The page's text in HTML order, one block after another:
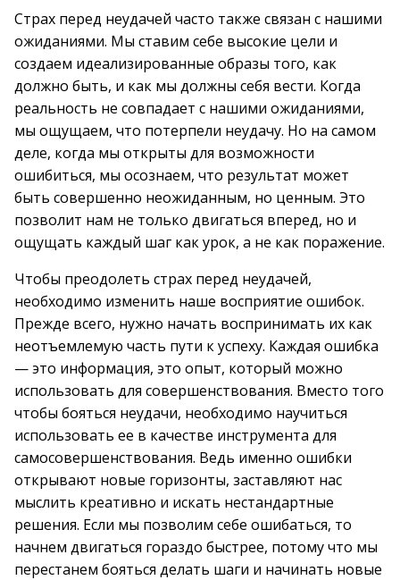
Страх перед неудачей часто также связан с нашими
ожиданиями. Мы ставим себе высокие цели и
создаем идеализированные образы того, как
должно быть, и как мы должны себя вести. Когда
реальность не совпадает с нашими ожиданиями,
мы ощущаем, что потерпели неудачу. Но на самом
деле, когда мы открыты для возможности
ошибиться, мы осознаем, что результат может
быть совершенно неожиданным, но ценным. Это
позволит нам не только двигаться вперед, но и
ощущать каждый шаг как урок, а не как поражение.
Чтобы преодолеть страх перед неудачей,
необходимо изменить наше восприятие ошибок.
Прежде всего, нужно начать воспринимать их как
неотъемлемую часть пути к успеху. Каждая ошибка
— это информация, это опыт, который можно
использовать для совершенствования. Вместо того
чтобы бояться неудачи, необходимо научиться
использовать ее в качестве инструмента для
самосовершенствования. Ведь именно ошибки
открывают новые горизонты, заставляют нас
мыслить креативно и искать нестандартные
решения. Если мы позволим себе ошибаться, то
начнем двигаться гораздо быстрее, потому что мы
перестанем бояться делать шаги и начинать новые